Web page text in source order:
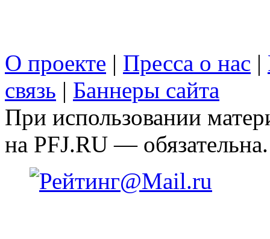
О проекте | Пресса о нас |
связь | Баннеры сайта
При использовании
на PFJ.RU — обязательна.